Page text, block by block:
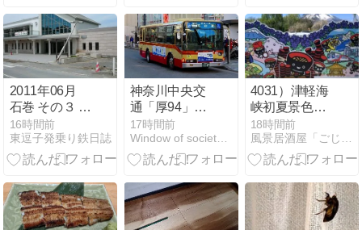
ランを実施。
日イブに迫る
コスパと温熱
の真理
2011年06月
石巻 その３ 仙
石線 陸前大塚
から石巻まで
の被災状況
16時間前
東逗子発乗り鉄日誌
神奈川中央交
通「厚94」宮
の里行き
17時間前
Window of society is open
4031）津軽海
峡初夏景色
（外ヶ浜町 龍
飛崎）
18時間前